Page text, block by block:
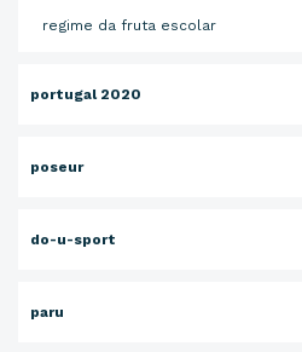
regime da fruta escolar
portugal 2020
poseur
do-u-sport
paru